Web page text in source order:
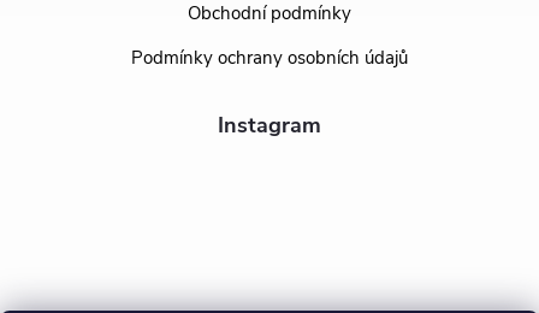
Obchodní podmínky
Podmínky ochrany osobních údajů
Instagram